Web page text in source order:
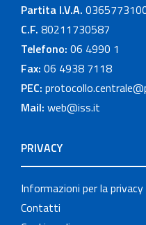
Partita I.V.A.
C.F. 80211730587
Telefono: 06 4990 1
Fax: 06 4938 7118
PEC:
Mail: web@iss.it
PRIVACY
Informazioni per la privacy
Contatti